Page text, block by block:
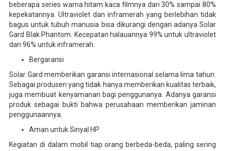
beberapa series warna hitam kaca filmnya dari 30% sampai 80%
kepekatannya. Ultraviolet dan inframerah yang berlebihan tidak
bagus untuk tubuh manusia bisa dikurangi dengan adanya Solar
Gard Blak Phantom. Kecepatan halauannya 99% untuk ultraviolet
dan 96% untuk inframerah.
Bergaransi
Solar Gard memberikan garansi internasional selama lima tahun.
Sebagai produsen yang tidak hanya memberikan kualitas terbaik,
juga membuat kenyamanan bagi penggunanya. Adanya garansi
produk sebagai bukti bahwa perusahaan memberikan jaminan
penggunaannya.
Aman untuk Sinyal HP
Kegiatan di dalam mobil tiap orang berbeda-beda, paling sering